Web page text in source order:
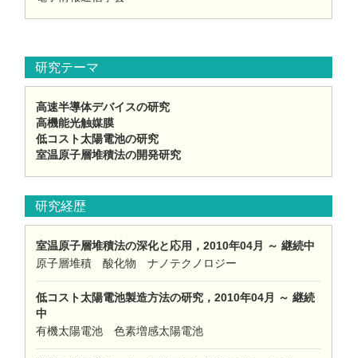
研究テーマ
高速半導体デバイスの研究
高機能光触媒膜
低コスト太陽電池の研究
室温原子層堆積法の開発研究
研究経歴
室温原子層堆積法の深化と応用，2010年04月 ～ 継続中
原子層堆積 酸化物 ナノテクノロジー
低コスト太陽電池製造方法の研究，2010年04月 ～ 継続
中
有機太陽電池 色素増感太陽電池